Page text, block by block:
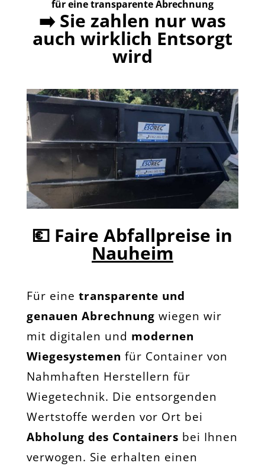
für eine transparente Abrechnung
➡️Sie zahlen nur was
auch wirklich Entsorgt
wird
💶 Faire Abfallpreise in
Nauheim
Für eine transparente und
genauen Abrechnung wiegen wir
mit digitalen und modernen
Wiegesystemen für Container von
Nahmhaften Herstellern für
Wiegetechnik. Die entsorgenden
Wertstoffe werden vor Ort bei
Abholung des Containers bei Ihnen
verwogen. Sie erhalten einen